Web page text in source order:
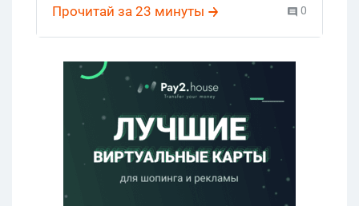
Прочитай за 23 минуты 0